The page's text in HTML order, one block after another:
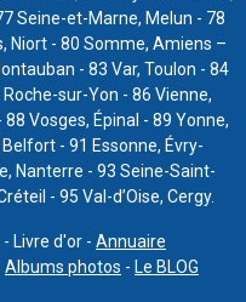
Seine-et-Marne, Melun - 78
Niort - 80 Somme, Amiens –
- 83 Var, Toulon - 84
sur-Yon - 86 Vienne,
Vosges, Épinal - 89 Yonne,
- 91 Essonne, Évry-
Nanterre - 93 Seine-Saint-
- 95 Val-d’Oise, Cergy.
- Livre d'or - Annuaire
Albums photos - Le BLOG